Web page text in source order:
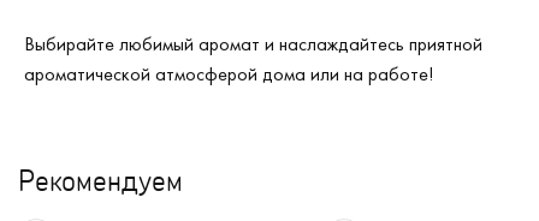
Выбирайте любимый аромат и наслаждайтесь приятной
ароматической атмосферой дома или на работе!
Рекомендуем